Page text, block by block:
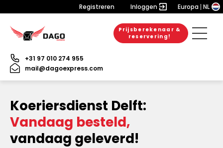
Registreren Inloggen Europa NL
Prijsberekenaar &
reservering!
+31 97 010 274 955
mail@dagoexpress.com
Koeriersdienst Delft:
Vandaag besteld,
vandaag geleverd!